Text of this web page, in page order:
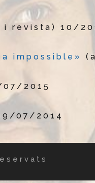
revista) 10/
impossible»
2015
07/2014